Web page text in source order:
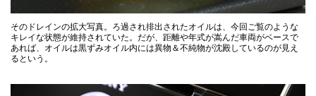
そのドレインの拡大写真。ろ過され排出されたオイルは、今回ご覧のような
キレイな状態が維持されていた。だが、距離や年式が嵩んだ車両がベースで
あれば、オイルは黒ずみオイル内には異物＆不純物が沈殿しているのが見え
るという。